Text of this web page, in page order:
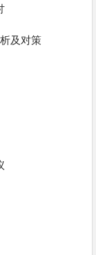
及对策